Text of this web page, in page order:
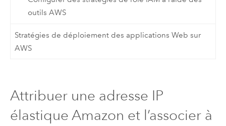
outils AWS
Stratégies de déploiement des applications Web sur
AWS
Attribuer une adresse IP
élastique Amazon et l’associer à